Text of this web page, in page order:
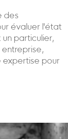
des
évaluer l'état
particulier,
entreprise,
expertise pour